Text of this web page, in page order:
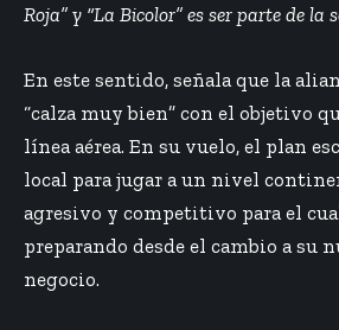
Roja” y “La Bicolor” es ser parte de la
En este sentido, señala que la
“calza muy bien” con el objetivo
línea aérea. En su vuelo, el plan
local para jugar a un nivel
agresivo y competitivo para el
preparando desde el cambio a su
negocio.